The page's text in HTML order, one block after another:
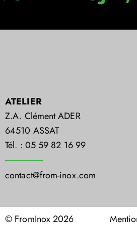
ATELIER
Z.A. Clément ADER
64510 ASSAT
Tél. : 05 59 82 16 99
contact@from-inox.com
© FromInox 2026